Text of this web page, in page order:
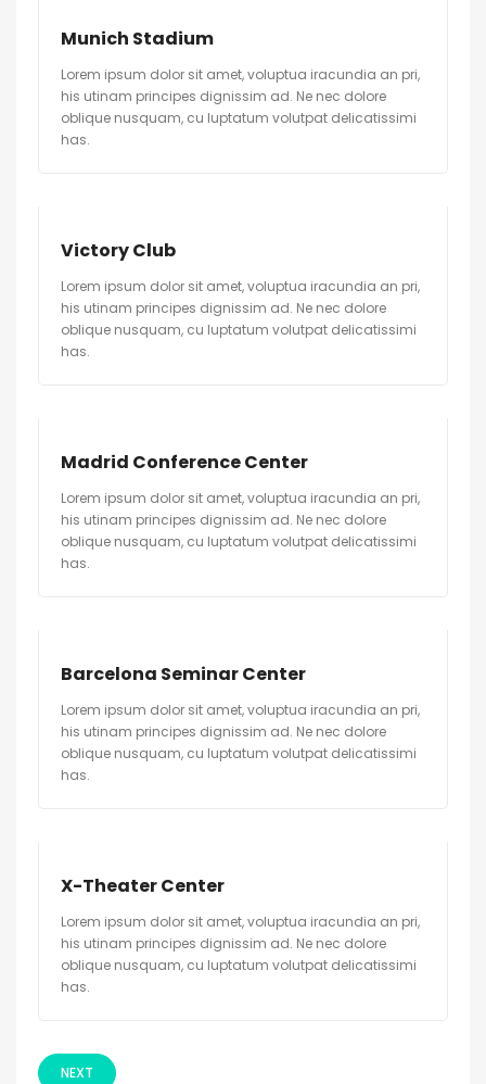
Munich Stadium
Lorem ipsum dolor sit amet, voluptua iracundia an pri,
his utinam principes dignissim ad. Ne nec dolore
oblique nusquam, cu luptatum volutpat delicatissimi
has.
Victory Club
Lorem ipsum dolor sit amet, voluptua iracundia an pri,
his utinam principes dignissim ad. Ne nec dolore
oblique nusquam, cu luptatum volutpat delicatissimi
has.
Madrid Conference Center
Lorem ipsum dolor sit amet, voluptua iracundia an pri,
his utinam principes dignissim ad. Ne nec dolore
oblique nusquam, cu luptatum volutpat delicatissimi
has.
Barcelona Seminar Center
Lorem ipsum dolor sit amet, voluptua iracundia an pri,
his utinam principes dignissim ad. Ne nec dolore
oblique nusquam, cu luptatum volutpat delicatissimi
has.
X-Theater Center
Lorem ipsum dolor sit amet, voluptua iracundia an pri,
his utinam principes dignissim ad. Ne nec dolore
oblique nusquam, cu luptatum volutpat delicatissimi
has.
NEXT